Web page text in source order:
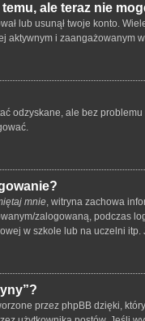
ale teraz nie
lub usunął twoje konto.
aktywnym i zaangażowanym
odzyskane, ale bez
mnie, witryna zachowa
zalogowaną, podczas
w szkole lub na uczelni itp.
przez phpBB dzięki,